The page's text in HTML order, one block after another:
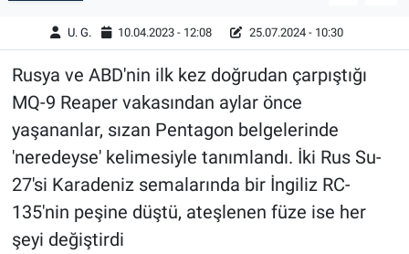
U. G. 10.04.2023 - 12:08 25.07.2024 - 10:30
Rusya ve ABD'nin ilk kez doğrudan çarpıştığı
MQ-9 Reaper vakasından aylar önce
yaşananlar, sızan Pentagon belgelerinde
'neredeyse' kelimesiyle tanımlandı. İki Rus Su-
27'si Karadeniz semalarında bir İngiliz RC-
135'nin peşine düştü, ateşlenen füze ise her
şeyi değiştirdi